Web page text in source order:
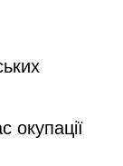
окупації